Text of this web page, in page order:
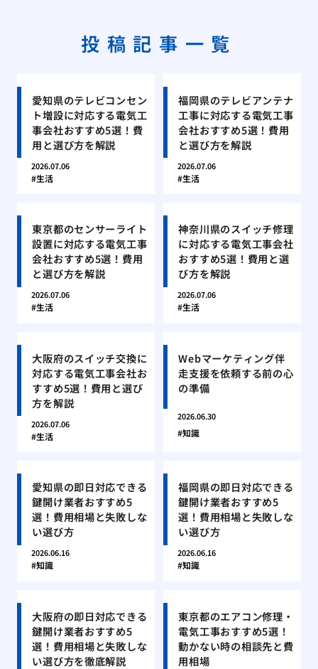
投稿記事一覧
愛知県のテレビコンセン
ト増設に対応する電気工
事会社おすすめ5選！費
用と選び方を解説
2026.07.06
生活
福岡県のテレビアンテナ
工事に対応する電気工事
会社おすすめ5選！費用
と選び方を解説
2026.07.06
生活
東京都のセンサーライト
設置に対応する電気工事
会社おすすめ5選！費用
と選び方を解説
2026.07.06
生活
神奈川県のスイッチ修理
に対応する電気工事会社
おすすめ5選！費用と選
び方を解説
2026.07.06
生活
大阪府のスイッチ交換に
対応する電気工事会社お
すすめ5選！費用と選び
方を解説
2026.07.06
生活
Webマーケティング伴
走支援を依頼する前の心
の準備
2026.06.30
知識
愛知県の即日対応できる
鍵開け業者おすすめ5
選！費用相場と失敗しな
い選び方
2026.06.16
知識
福岡県の即日対応できる
鍵開け業者おすすめ5
選！費用相場と失敗しな
い選び方
2026.06.16
知識
大阪府の即日対応できる
鍵開け業者おすすめ5
選！費用相場と失敗しな
い選び方を徹底解説
東京都のエアコン修理・
電気工事おすすめ5選！
動かない時の相談先と費
用相場